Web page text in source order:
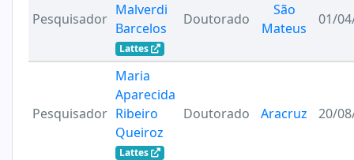
Pesquisador
Malverdi
Barcelos
Lattes
Doutorado
São
Mateus
01/
Pesquisador
Maria
Aparecida
Ribeiro
Queiroz
Lattes
Doutorado Aracruz 20/